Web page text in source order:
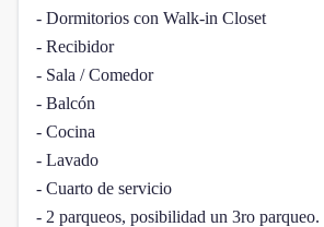
- Dormitorios con Walk-in Closet
- Recibidor
- Sala / Comedor
- Balcón
- Cocina
- Lavado
- Cuarto de servicio
- 2 parqueos, posibilidad un 3ro parqueo.